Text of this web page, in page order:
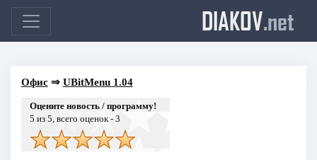
DIAKOV.net
Офис⇒ UBitMenu 1.04
Оцените новость / программу!
5 из 5, всего оценок - 3